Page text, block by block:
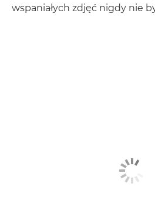
wspaniałych zdjęć nigdy nie